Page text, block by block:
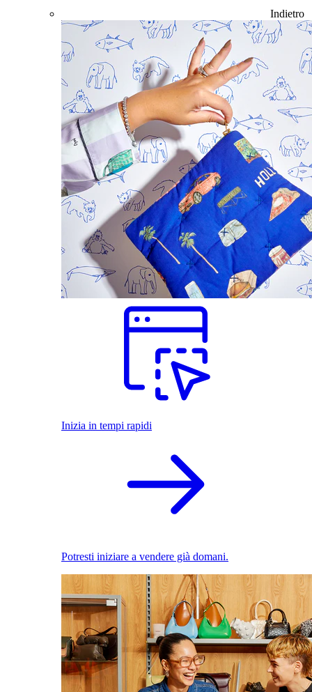
Indietro
Inizia in tempi rapidi
Potresti iniziare a vendere già domani.